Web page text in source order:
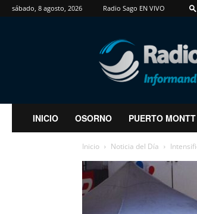
sábado, 8 agosto, 2026 Radio Sago EN VIVO
RadioSago
INICIO OSORNO PUERTO MONTT
Inicio Noticia del Día